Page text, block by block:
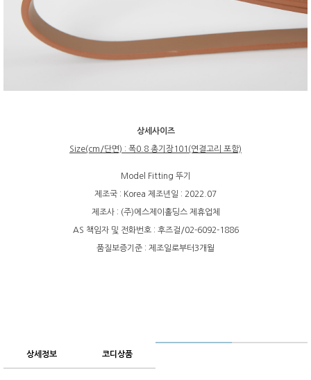
상세사이즈
Size(cm/단면) : 폭0.8 총기장101(연결고리 포함)
Model Fitting 뚜기
제조국 : Korea 제조년일 : 2022.07
제조사 : (주)에스제이홀딩스 제휴업체
AS 책임자 및 전화번호 : 후즈걸/02-6092-1886
품질보증기준 : 제조일로부터3개월
상세정보 코디상품